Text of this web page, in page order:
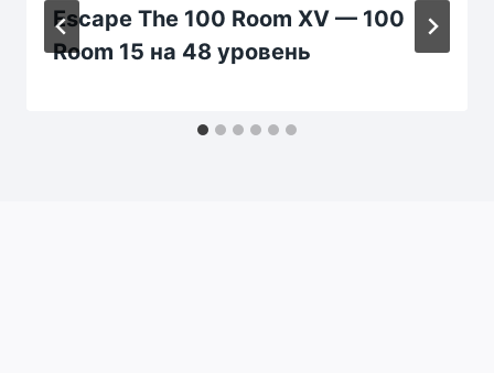
Escape The 100 Room XV — 100
Room 15 на 48 уровень